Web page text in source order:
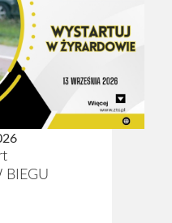
BIEGU